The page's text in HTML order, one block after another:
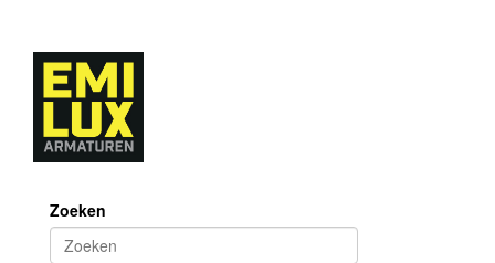
content
Zoeken